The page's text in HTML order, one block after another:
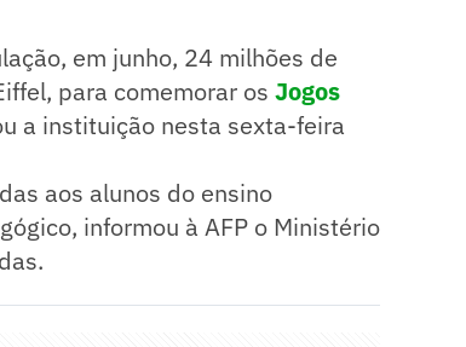
em junho, 24 milhões de
para comemorar os Jogos
a instituição nesta sexta-feira
aos alunos do ensino
informou à AFP o Ministério